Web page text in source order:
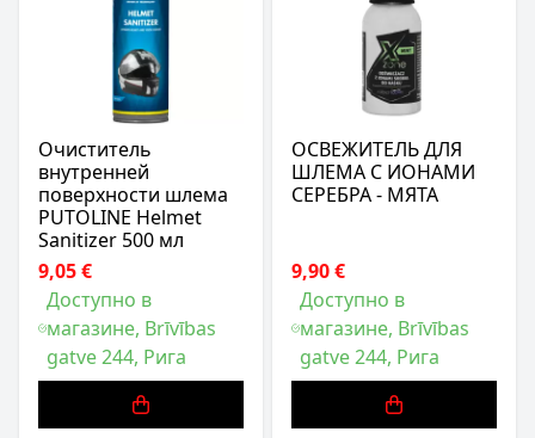
Очиститель
внутренней
поверхности шлема
PUTOLINE Helmet
Sanitizer 500 мл
9,05 €
Доступно в
магазине, Brīvības
gatve 244, Рига
ОСВЕЖИТЕЛЬ ДЛЯ
ШЛЕМА С ИОНАМИ
СЕРЕБРА - МЯТА
9,90 €
Доступно в
магазине, Brīvības
gatve 244, Рига